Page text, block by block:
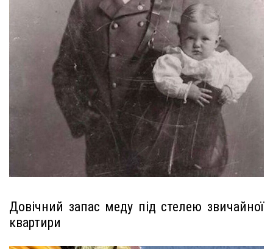
Довічний запас меду під стелею звичайної
квартири